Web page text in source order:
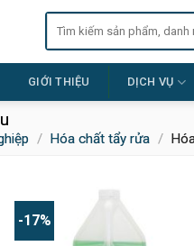
Tìm
GIỚI THIỆU DỊCH VỤ
/ Hóa chất tẩy rửa /
-17%